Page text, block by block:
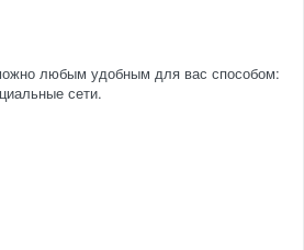
любым удобным для вас способом:
сети.